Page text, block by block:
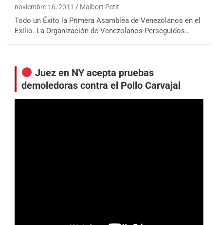
noviembre 16, 2011 Maibort Petit
Todo un Éxito la Primera Asamblea de Venezolanos en el
Exilio. La Organización de Venezolanos Perseguidos…
Juez en NY acepta pruebas
demoledoras contra el Pollo Carvajal